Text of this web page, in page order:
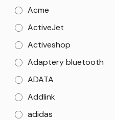
Acme
ActiveJet
Activeshop
Adaptery bluetooth
ADATA
Addlink
adidas